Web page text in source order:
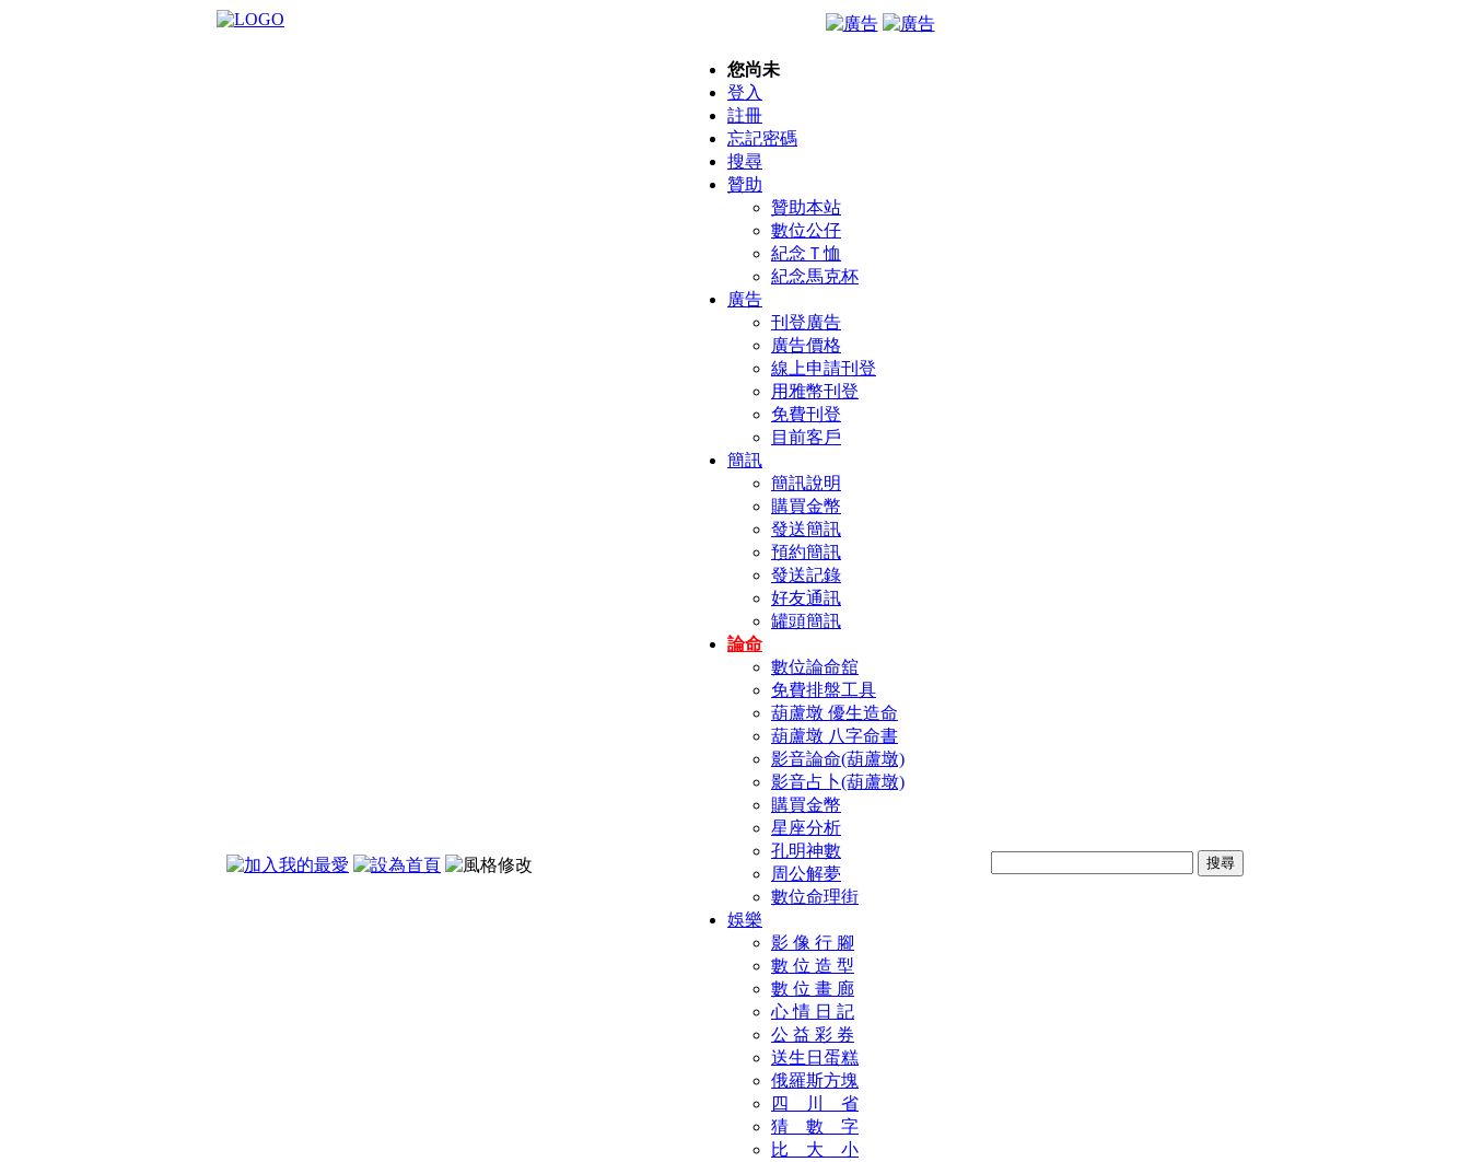
您尚未
登入
註冊
忘記密碼
搜尋
贊助
贊助本站
數位公仔
紀念Ｔ恤
紀念馬克杯
廣告
刊登廣告
廣告價格
線上申請刊登
用雅幣刊登
免費刊登
目前客戶
簡訊
簡訊說明
購買金幣
發送簡訊
預約簡訊
發送記錄
好友通訊
罐頭簡訊
論命
數位論命舘
免費排盤工具
葫蘆墩 優生造命
葫蘆墩 八字命書
影音論命(葫蘆墩)
影音占卜(葫蘆墩)
購買金幣
星座分析
孔明神數
周公解夢
數位命理街
娛樂
影 像 行 腳
數 位 造 型
數 位 畫 廊
心 情 日 記
公 益 彩 券
送生日蛋糕
俄羅斯方塊
四 川 省
猜 數 字
比 大 小